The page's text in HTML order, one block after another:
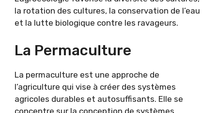
la rotation des cultures, la conservation de l’eau
et la lutte biologique contre les ravageurs.
La Permaculture
La permaculture est une approche de
l’agriculture qui vise à créer des systèmes
agricoles durables et autosuffisants. Elle se
concentre sur la conception de systèmes